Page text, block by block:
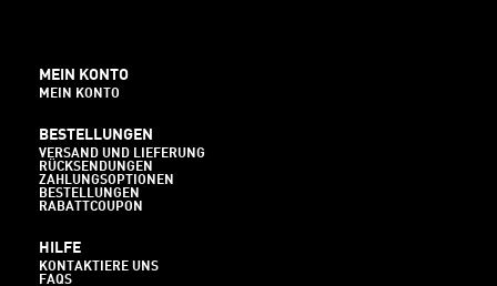
MEIN KONTO
MEIN KONTO
BESTELLUNGEN
VERSAND UND LIEFERUNG
RÜCKSENDUNGEN
ZAHLUNGSOPTIONEN
BESTELLUNGEN
RABATTCOUPON
HILFE
KONTAKTIERE UNS
FAQS